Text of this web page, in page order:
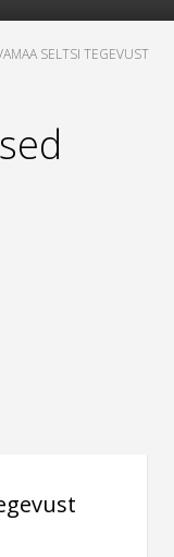
SELTSI TEGEVUST